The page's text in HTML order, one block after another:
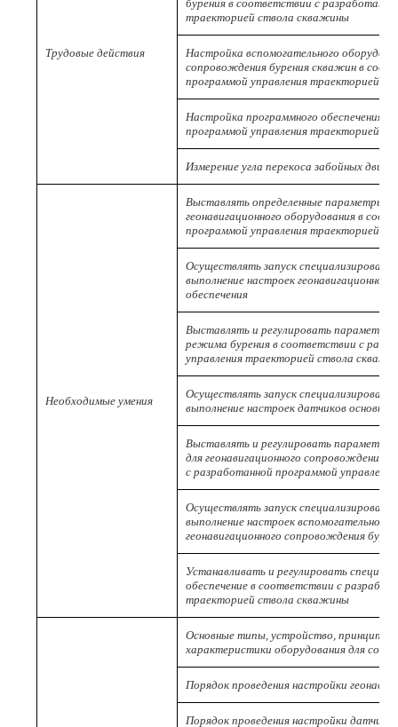
Трудовые действия
бурения в соответствии с
траекторией ствола скважины
Настройка вспомогательного
сопровождения бурения скважин в
программой управления траекторией
Настройка программного обеспечения
программой управления траекторией
Измерение угла перекоса забойных
Необходимые умения
Выставлять определенные параметры,
геонавигационного оборудования в
программой управления траекторией
Осуществлять запуск
выполнение настроек
обеспечения
Выставлять и регулировать параметры
режима бурения в соответствии с
управления траекторией ствола
Осуществлять запуск
выполнение настроек датчиков
Выставлять и регулировать параметры
для геонавигационного сопровождения
с разработанной программой
Осуществлять запуск
выполнение настроек вспомогательного
геонавигационного сопровождения
Устанавливать и регулировать
обеспечение в соответствии с
траекторией ствола скважины
Основные типы, устройство, принцип
характеристики оборудования для
Порядок проведения настройки
Порядок проведения настройки